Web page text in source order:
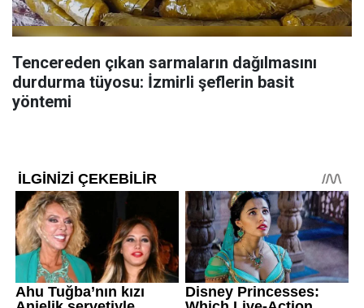
Tencereden çıkan sarmaların dağılmasını
durdurma tüyosu: İzmirli şeflerin basit
yöntemi